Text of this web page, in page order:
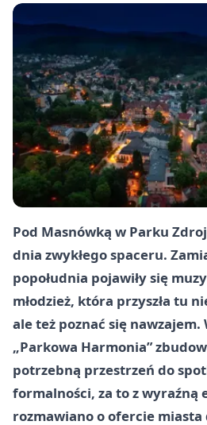
Pod Masnówką w Parku
dnia zwykłego spaceru.
popołudnia pojawiły się
młodzież, która przyszła tu
ale też poznać się nawzajem.
„Parkowa Harmonia”
potrzebną przestrzeń do
formalności, za to z wyraźną
rozmawiano o ofercie miasta